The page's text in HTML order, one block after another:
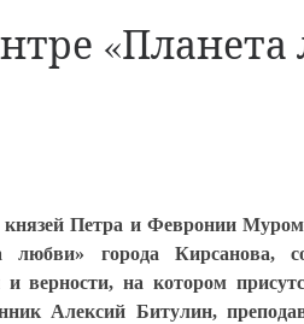
«Планета
Петра и Февронии
любви» города Кирсанова,
верности, на котором
Алексий Битулин,